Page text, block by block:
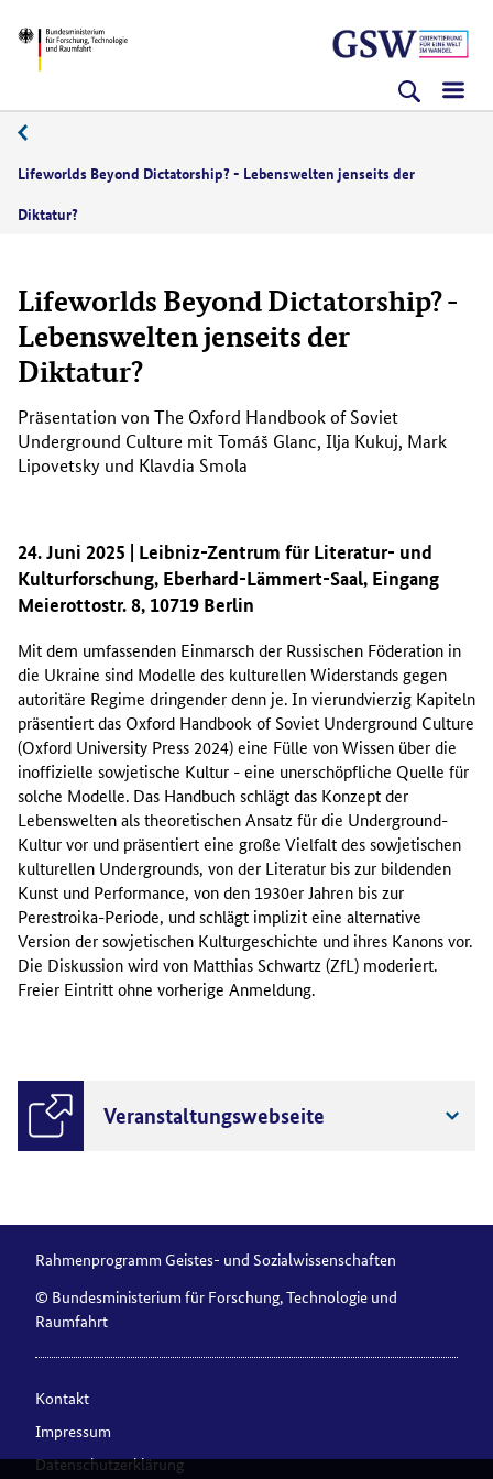
zum
(Eingabetaste)
zum
(Eingabetaste)
zur
(Eingabetaste)
BMFTR
Lifeworlds Beyond Dictatorship? - Lebenswelten jenseits der
Diktatur?
Lifeworlds Beyond Dictatorship? -
Lebenswelten jenseits der
Diktatur?
Präsentation von The Oxford Handbook of Soviet
Underground Culture mit Tomáš Glanc, Ilja Kukuj, Mark
Lipovetsky und Klavdia Smola
24. Juni 2025 | Leibniz-Zentrum für Literatur- und
Kulturforschung, Eberhard-Lämmert-Saal, Eingang
Meierottostr. 8, 10719 Berlin
Mit dem umfassenden Einmarsch der Russischen Föderation in
die Ukraine sind Modelle des kulturellen Widerstands gegen
autoritäre Regime dringender denn je. In vierundvierzig Kapiteln
präsentiert das Oxford Handbook of Soviet Underground Culture
(Oxford University Press 2024) eine Fülle von Wissen über die
inoffizielle sowjetische Kultur - eine unerschöpfliche Quelle für
solche Modelle. Das Handbuch schlägt das Konzept der
Lebenswelten als theoretischen Ansatz für die Underground-
Kultur vor und präsentiert eine große Vielfalt des sowjetischen
kulturellen Undergrounds, von der Literatur bis zur bildenden
Kunst und Performance, von den 1930er Jahren bis zur
Perestroika-Periode, und schlägt implizit eine alternative
Version der sowjetischen Kulturgeschichte und ihres Kanons vor.
Die Diskussion wird von Matthias Schwartz (ZfL) moderiert.
Freier Eintritt ohne vorherige Anmeldung.
Veranstaltungswebseite
Rahmenprogramm Geistes- und Sozialwissenschaften
© Bundesministerium für Forschung, Technologie und
Raumfahrt
Kontakt
Impressum
Datenschutzerklärung